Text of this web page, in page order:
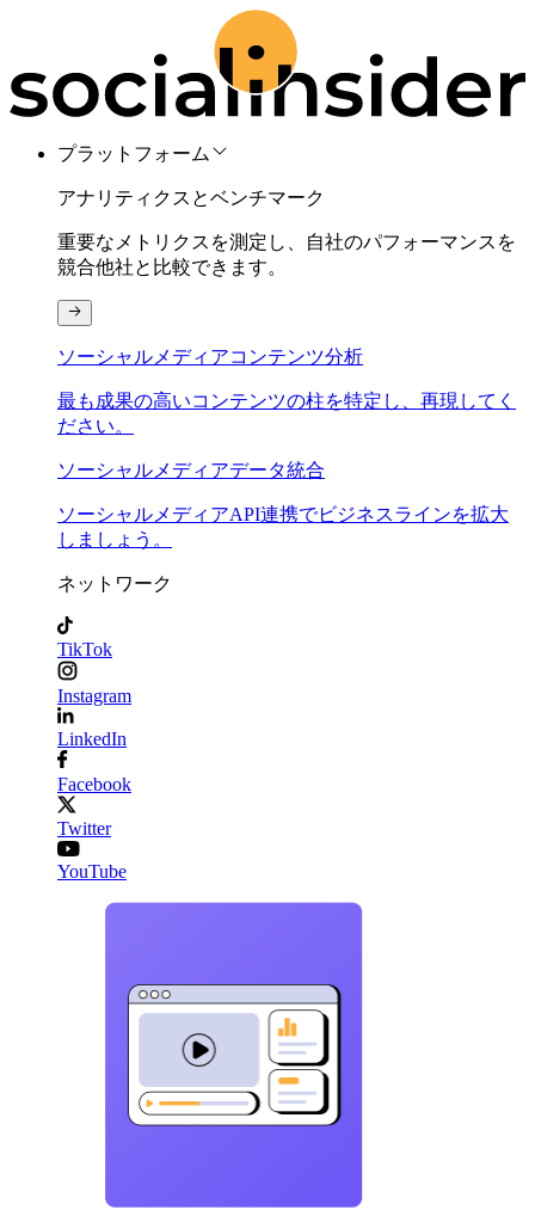
プラットフォーム
アナリティクスとベンチマーク
重要なメトリクスを測定し、自社のパフォーマンスを
競合他社と比較できます。
ソーシャルメディアコンテンツ分析
最も成果の高いコンテンツの柱を特定し、再現してく
ださい。
ソーシャルメディアデータ統合
ソーシャルメディアAPI連携でビジネスラインを拡大
しましょう。
ネットワーク
TikTok
Instagram
LinkedIn
Facebook
Twitter
YouTube